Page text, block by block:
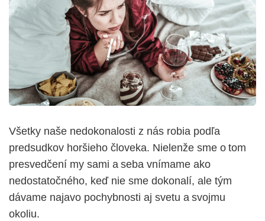
Všetky naše nedokonalosti z nás robia podľa
predsudkov horšieho človeka. Nielenže sme o tom
presvedčení my sami a seba vnímame ako
nedostatočného, keď nie sme dokonalí, ale tým
dávame najavo pochybnosti aj svetu a svojmu
okoliu.